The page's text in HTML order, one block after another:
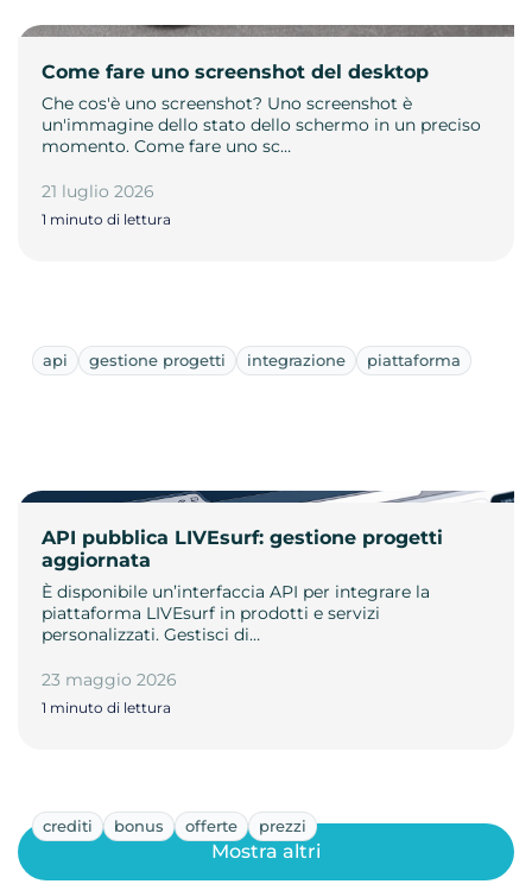
Come fare uno screenshot del desktop
Che cos'è uno screenshot? Uno screenshot è
un'immagine dello stato dello schermo in un preciso
momento. Come fare uno sc…
21 luglio 2026
1 minuto di lettura
api gestione progetti integrazione piattaforma
API pubblica LIVEsurf: gestione progetti
aggiornata
È disponibile un’interfaccia API per integrare la
piattaforma LIVEsurf in prodotti e servizi
personalizzati. Gestisci di…
23 maggio 2026
1 minuto di lettura
crediti bonus offerte prezzi
Mostra altri